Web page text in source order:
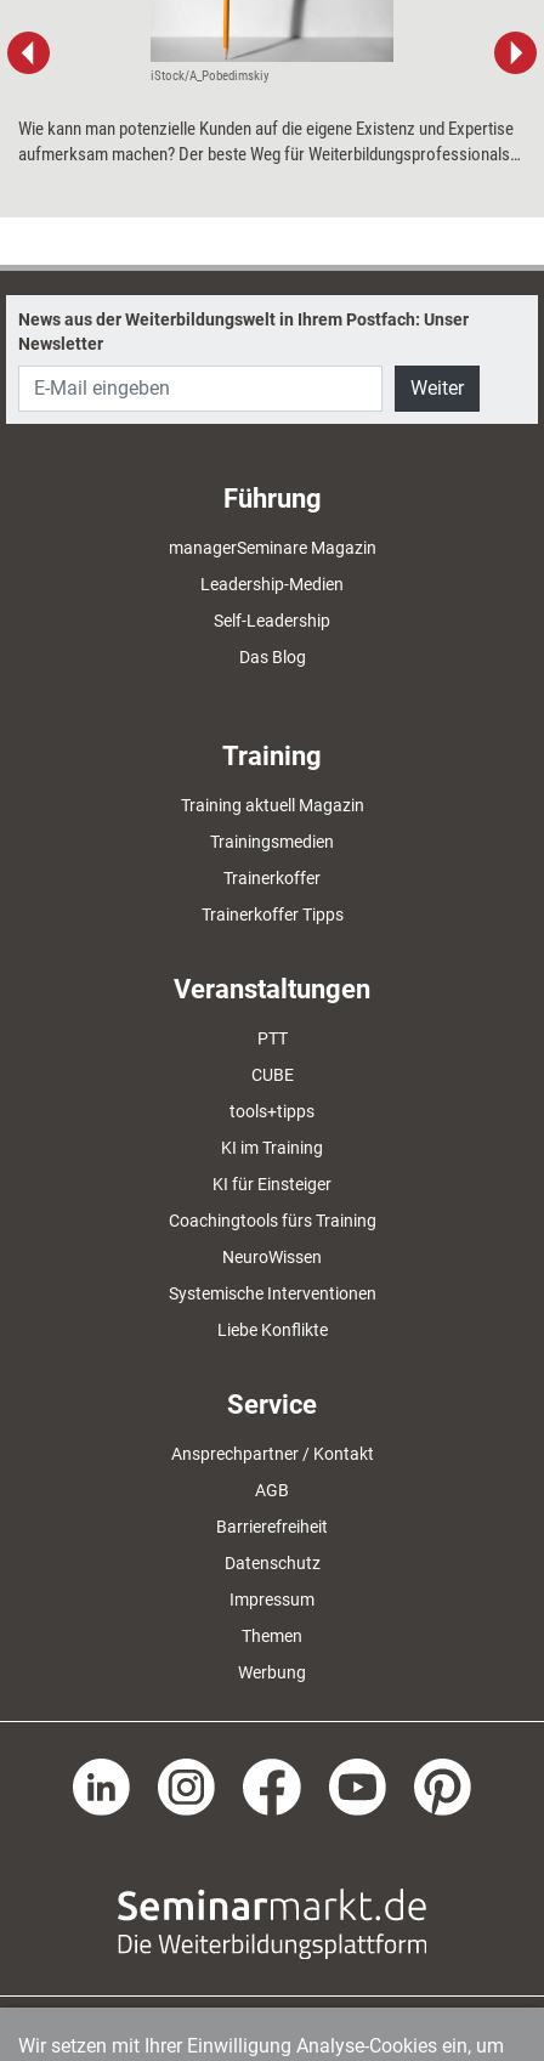
iStock/A_Pobedimskiy
Wie kann man potenzielle Kunden auf die eigene Existenz und Expertise
aufmerksam machen? Der beste Weg für Weiterbildungsprofessionals
News aus der Weiterbildungswelt in Ihrem Postfach: Unser
Newsletter
Weiter
Führung
managerSeminare Magazin
Leadership-Medien
Self-Leadership
Das Blog
Training
Training aktuell Magazin
Trainingsmedien
Trainerkoffer
Trainerkoffer Tipps
Veranstaltungen
PTT
CUBE
tools+tipps
KI im Training
KI für Einsteiger
Coachingtools fürs Training
NeuroWissen
Systemische Interventionen
Liebe Konflikte
Service
Ansprechpartner / Kontakt
AGB
Barrierefreiheit
Datenschutz
Impressum
Themen
Werbung
managerSeminare Verlags GmbH | Endenicher Str. 41
|
Wir setzen mit Ihrer Einwilligung Analyse-Cookies ein, um